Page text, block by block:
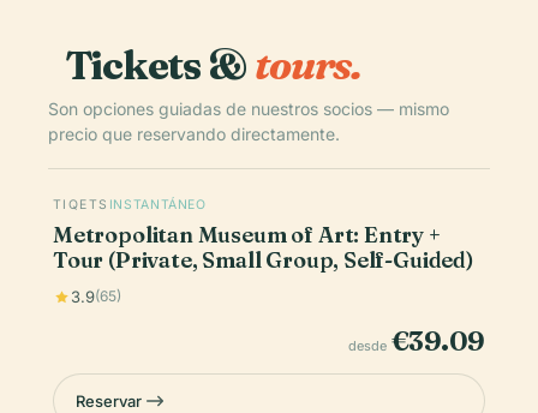
Tickets &tours.
Son opciones guiadas de nuestros socios — mismo
precio que reservando directamente.
TIQETS INSTANTÁNEO
Metropolitan Museum of Art: Entry +
Tour (Private, Small Group, Self-Guided)
3.9(65)
desde €39.09
Reservar